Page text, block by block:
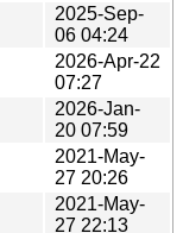
2025-Sep-
06 04:24
2026-Apr-22
07:27
2026-Jan-
20 07:59
2021-May-
27 20:26
2021-May-
27 22:13